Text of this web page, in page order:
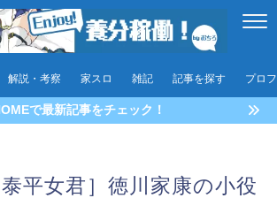
解説・考察 家スロ 雑記 記事を探す プロ
で最新記事をチェック！
平女君］徳川家康の小役